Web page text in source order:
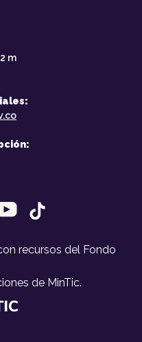
m
recursos del Fondo
de MinTic.